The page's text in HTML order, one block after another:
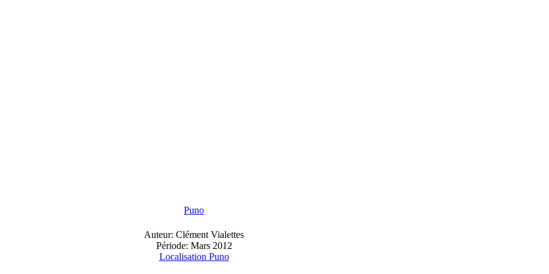
Puno
Auteur: Clément Vialettes
Période: Mars 2012
Localisation Puno